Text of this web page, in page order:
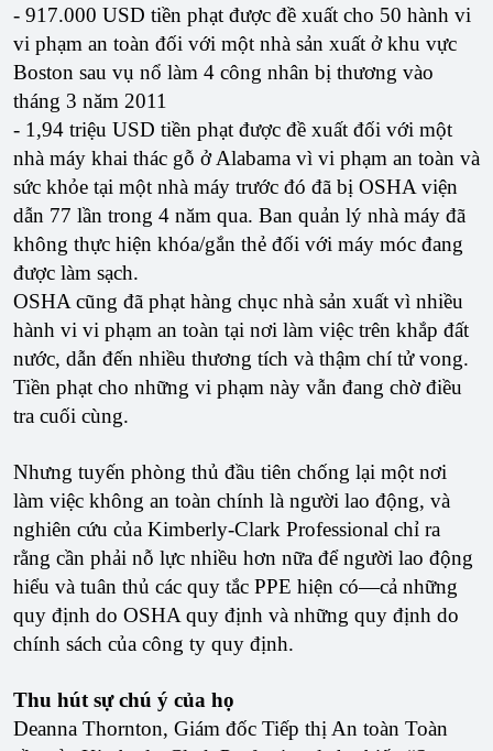
- 917.000 USD tiền phạt được đề xuất cho 50 hành vi
vi phạm an toàn đối với một nhà sản xuất ở khu vực
Boston sau vụ nổ làm 4 công nhân bị thương vào
tháng 3 năm 2011
- 1,94 triệu USD tiền phạt được đề xuất đối với một
nhà máy khai thác gỗ ở Alabama vì vi phạm an toàn và
sức khỏe tại một nhà máy trước đó đã bị OSHA viện
dẫn 77 lần trong 4 năm qua. Ban quản lý nhà máy đã
không thực hiện khóa/gắn thẻ đối với máy móc đang
được làm sạch.
OSHA cũng đã phạt hàng chục nhà sản xuất vì nhiều
hành vi vi phạm an toàn tại nơi làm việc trên khắp đất
nước, dẫn đến nhiều thương tích và thậm chí tử vong.
Tiền phạt cho những vi phạm này vẫn đang chờ điều
tra cuối cùng.
Nhưng tuyến phòng thủ đầu tiên chống lại một nơi
làm việc không an toàn chính là người lao động, và
nghiên cứu của Kimberly-Clark Professional chỉ ra
rằng cần phải nỗ lực nhiều hơn nữa để người lao động
hiểu và tuân thủ các quy tắc PPE hiện có—cả những
quy định do OSHA quy định và những quy định do
chính sách của công ty quy định.
Thu hút sự chú ý của họ
Deanna Thornton, Giám đốc Tiếp thị An toàn Toàn